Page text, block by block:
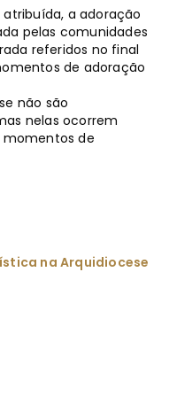
a adoração
pelas comunidades
referidos no final
de adoração
não são
nelas ocorrem
de
na Arquidiocese